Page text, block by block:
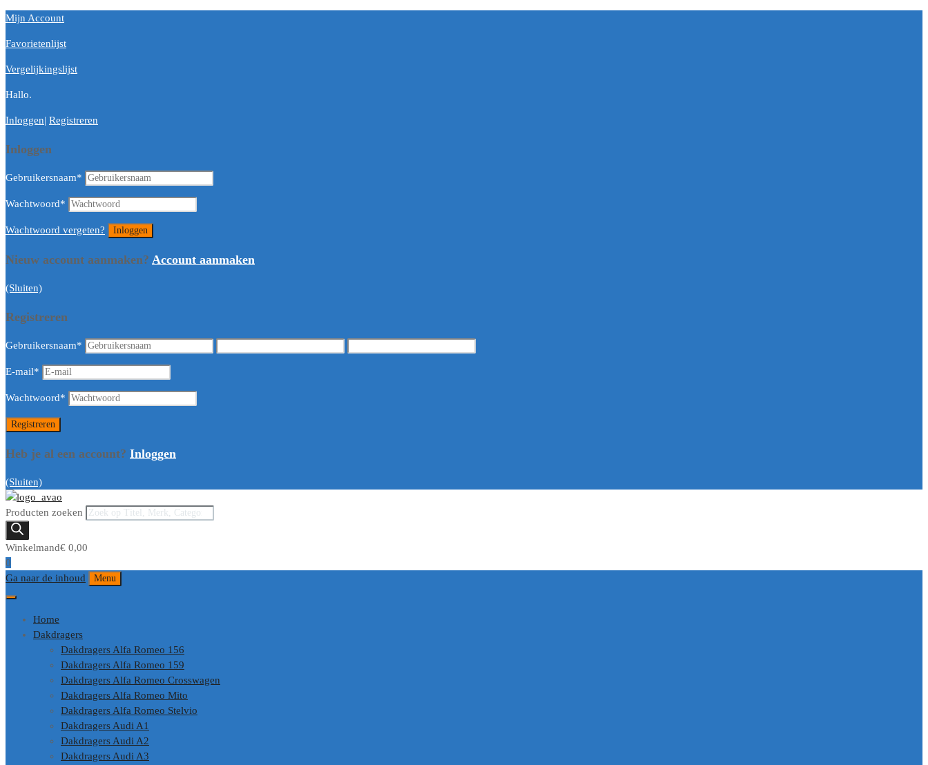
Mijn Account
Favorietenlijst
Vergelijkingslijst
Hallo.
Inloggen| Registreren
Inloggen
Gebruikersnaam*
Wachtwoord*
Wachtwoord vergeten?
Nieuw account aanmaken? Account aanmaken
(Sluiten)
Registreren
Gebruikersnaam*
E-mail*
Wachtwoord*
Heb je al een account? Inloggen
(Sluiten)
Producten zoeken
Winkelmand€ 0,00
0
Ga naar de inhoud
Menu
Home
Dakdragers
Dakdragers Alfa Romeo 156
Dakdragers Alfa Romeo 159
Dakdragers Alfa Romeo Crosswagen
Dakdragers Alfa Romeo Mito
Dakdragers Alfa Romeo Stelvio
Dakdragers Audi A1
Dakdragers Audi A2
Dakdragers Audi A3